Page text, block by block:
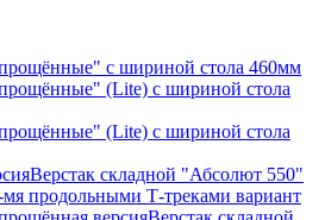
с шириной стола 460мм
(Lite) с шириной стола
(Lite) с шириной стола
Верстак складной "Абсолют 550"
продольными Т-треками вариант